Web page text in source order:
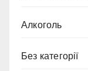
Алкоголь
Без категорії